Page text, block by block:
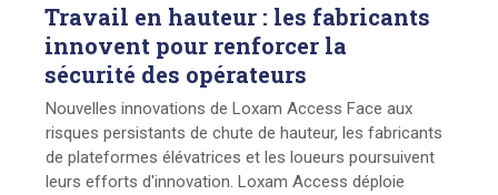
Travail en hauteur : les fabricants
innovent pour renforcer la
sécurité des opérateurs
Nouvelles innovations de Loxam Access Face aux
risques persistants de chute de hauteur, les fabricants
de plateformes élévatrices et les loueurs poursuivent
leurs efforts d'innovation. Loxam Access déploie